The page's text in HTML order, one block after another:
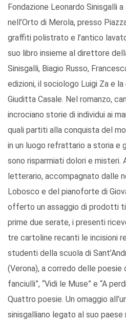
Fondazione Leonardo Sinisgalli
nell’Orto di Merola, presso
graffiti polistrato e l’antico
suo libro insieme al direttore
Sinisgalli, Biagio Russo,
edizioni, il sociologo Luigi Za e
Giuditta Casale. Nel romanzo,
incrociano storie di individui ai
quali partiti alla conquista del
in un luogo refrattario a storia e
sono risparmiati dolori e misteri.
letterario, accompagnato dalle
Lobosco e del pianoforte di
offerto un assaggio di prodotti
prime due serate, i presenti
tre cartoline recanti le incisioni
studenti della scuola di
(Verona), a corredo delle poesie
fanciulli”, “Vidi le Muse” e “A
Quattro poesie. Un omaggio
sinisgalliano legato al suo paese